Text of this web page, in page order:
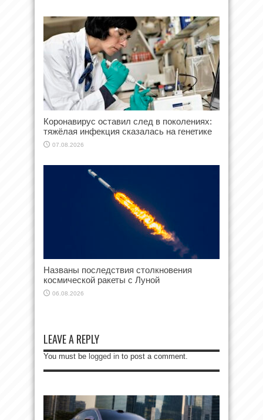
Коронавирус оставил след в поколениях:
тяжёлая инфекция сказалась на генетике
07.08.2026
Названы последствия столкновения
космической ракеты с Луной
06.08.2026
LEAVE A REPLY
You must be logged in to post a comment.